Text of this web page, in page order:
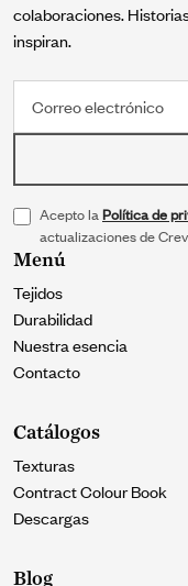
colaboraciones.
inspiran.
Acepto la Política de
actualizaciones de
Menú
Tejidos
Durabilidad
Nuestra esencia
Contacto
Catálogos
Texturas
Contract Colour Book
Descargas
Blog